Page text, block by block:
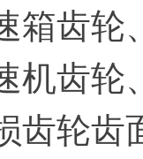
箱齿轮
机齿轮
齿轮